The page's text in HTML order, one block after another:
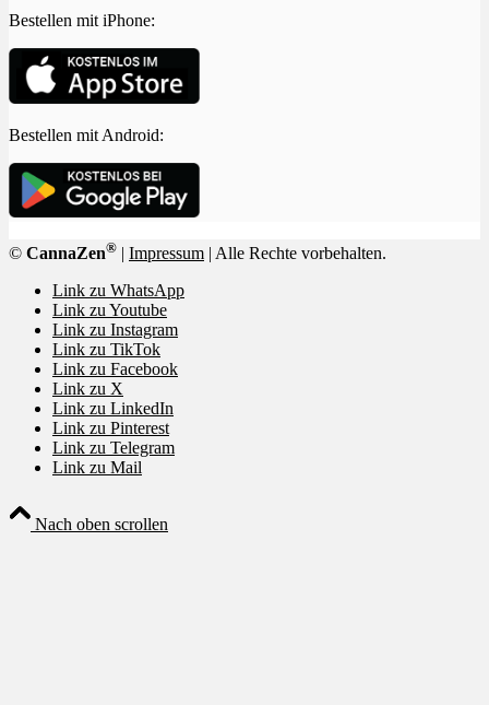
Bestellen mit iPhone:
Bestellen mit Android:
© CannaZen® | Impressum | Alle Rechte vorbehalten.
Link zu WhatsApp
Link zu Youtube
Link zu Instagram
Link zu TikTok
Link zu Facebook
Link zu X
Link zu LinkedIn
Link zu Pinterest
Link zu Telegram
Link zu Mail
Nach oben scrollen